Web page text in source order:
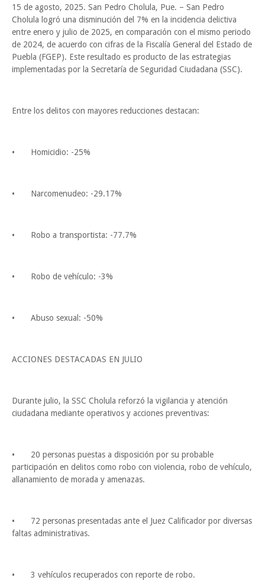
15 de agosto, 2025. San Pedro Cholula, Pue. – San Pedro
Cholula logró una disminución del 7% en la incidencia delictiva
entre enero y julio de 2025, en comparación con el mismo periodo
de 2024, de acuerdo con cifras de la Fiscalía General del Estado de
Puebla (FGEP). Este resultado es producto de las estrategias
implementadas por la Secretaría de Seguridad Ciudadana (SSC).
Entre los delitos con mayores reducciones destacan:
• Homicidio: -25%
• Narcomenudeo: -29.17%
• Robo a transportista: -77.7%
• Robo de vehículo: -3%
• Abuso sexual: -50%
ACCIONES DESTACADAS EN JULIO
Durante julio, la SSC Cholula reforzó la vigilancia y atención
ciudadana mediante operativos y acciones preventivas:
•
20 personas puestas a disposición por su probable
participación en delitos como robo con violencia, robo de vehículo,
allanamiento de morada y amenazas.
•
72 personas presentadas ante el Juez Calificador por diversas
faltas administrativas.
• 3 vehículos recuperados con reporte de robo.